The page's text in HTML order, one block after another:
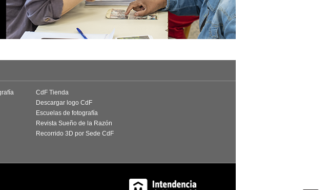
CdF Tienda
Descargar logo CdF
Escuelas de fotografía
Revista Sueño de la Razón
Recorrido 3D por Sede CdF